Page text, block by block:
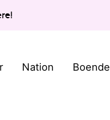
Nation Boende